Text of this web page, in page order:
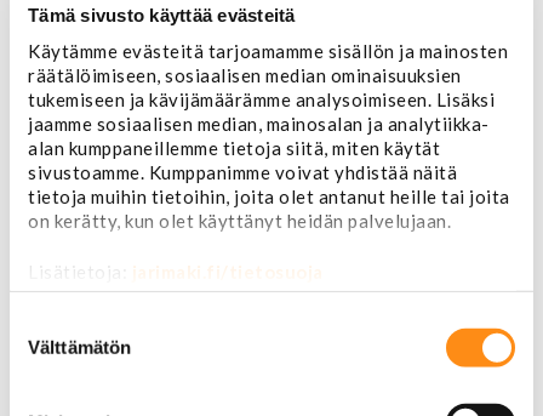
Tämä sivusto käyttää evästeitä
Käytämme evästeitä tarjoamamme sisällön ja mainosten
räätälöimiseen, sosiaalisen median ominaisuuksien
tukemiseen ja kävijämäärämme analysoimiseen. Lisäksi
jaamme sosiaalisen median, mainosalan ja analytiikka-
alan kumppaneillemme tietoja siitä, miten käytät
sivustoamme. Kumppanimme voivat yhdistää näitä
tietoja muihin tietoihin, joita olet antanut heille tai joita
on kerätty, kun olet käyttänyt heidän palvelujaan.
Lisätietoja: jarimaki.fi/tietosuoja
valinta
Välttämätön
Lasinnostin- ja keskuslukon moottorit
Laturit
Laturin osat
Lämmitys ja ilmastointi
Etuvastukset
Kennot
Kompressorit ja osat
Käyttöpaneelit / kytkimet
Ilmastoinnin osat
Muut